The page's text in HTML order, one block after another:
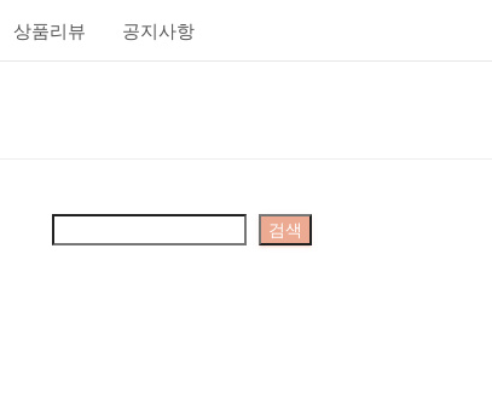
상품리뷰 공지사항
검색